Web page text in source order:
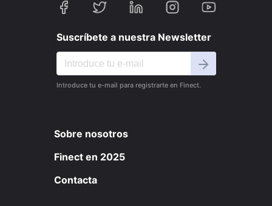
Suscríbete a nuestra Newsletter
Introduce tu e-mail para registrarte en Finect.
Sobre nosotros
Finect en 2025
Contacta